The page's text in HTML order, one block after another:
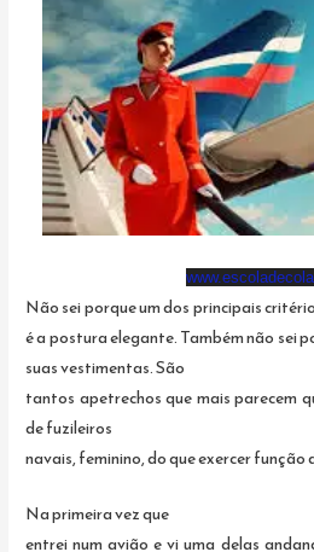
Não sei porque um dos principais
é a postura elegante. Também não sei
suas vestimentas. São
tantos apetrechos que mais parecem
de fuzileiros
navais, feminino, do que exercer função
Na primeira vez que
entrei num avião e vi uma delas